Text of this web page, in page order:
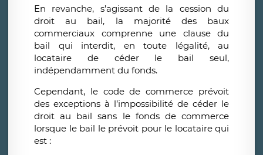
En revanche, s’agissant de la cession du
droit au bail, la majorité des baux
commerciaux comprenne une clause du
bail qui interdit, en toute légalité, au
locataire de céder le bail seul,
indépendamment du fonds.
Cependant, le code de commerce prévoit
des exceptions à l’impossibilité de céder le
droit au bail sans le fonds de commerce
lorsque le bail le prévoit pour le locataire qui
est :